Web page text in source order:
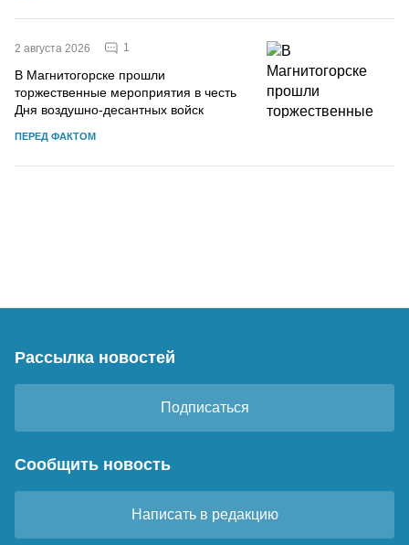
2 августа 2026 1
В Магнитогорске прошли
торжественные мероприятия в честь
Дня воздушно-десантных войск
ПЕРЕД ФАКТОМ
Рассылка новостей
Подписаться
Сообщить новость
Написать в редакцию